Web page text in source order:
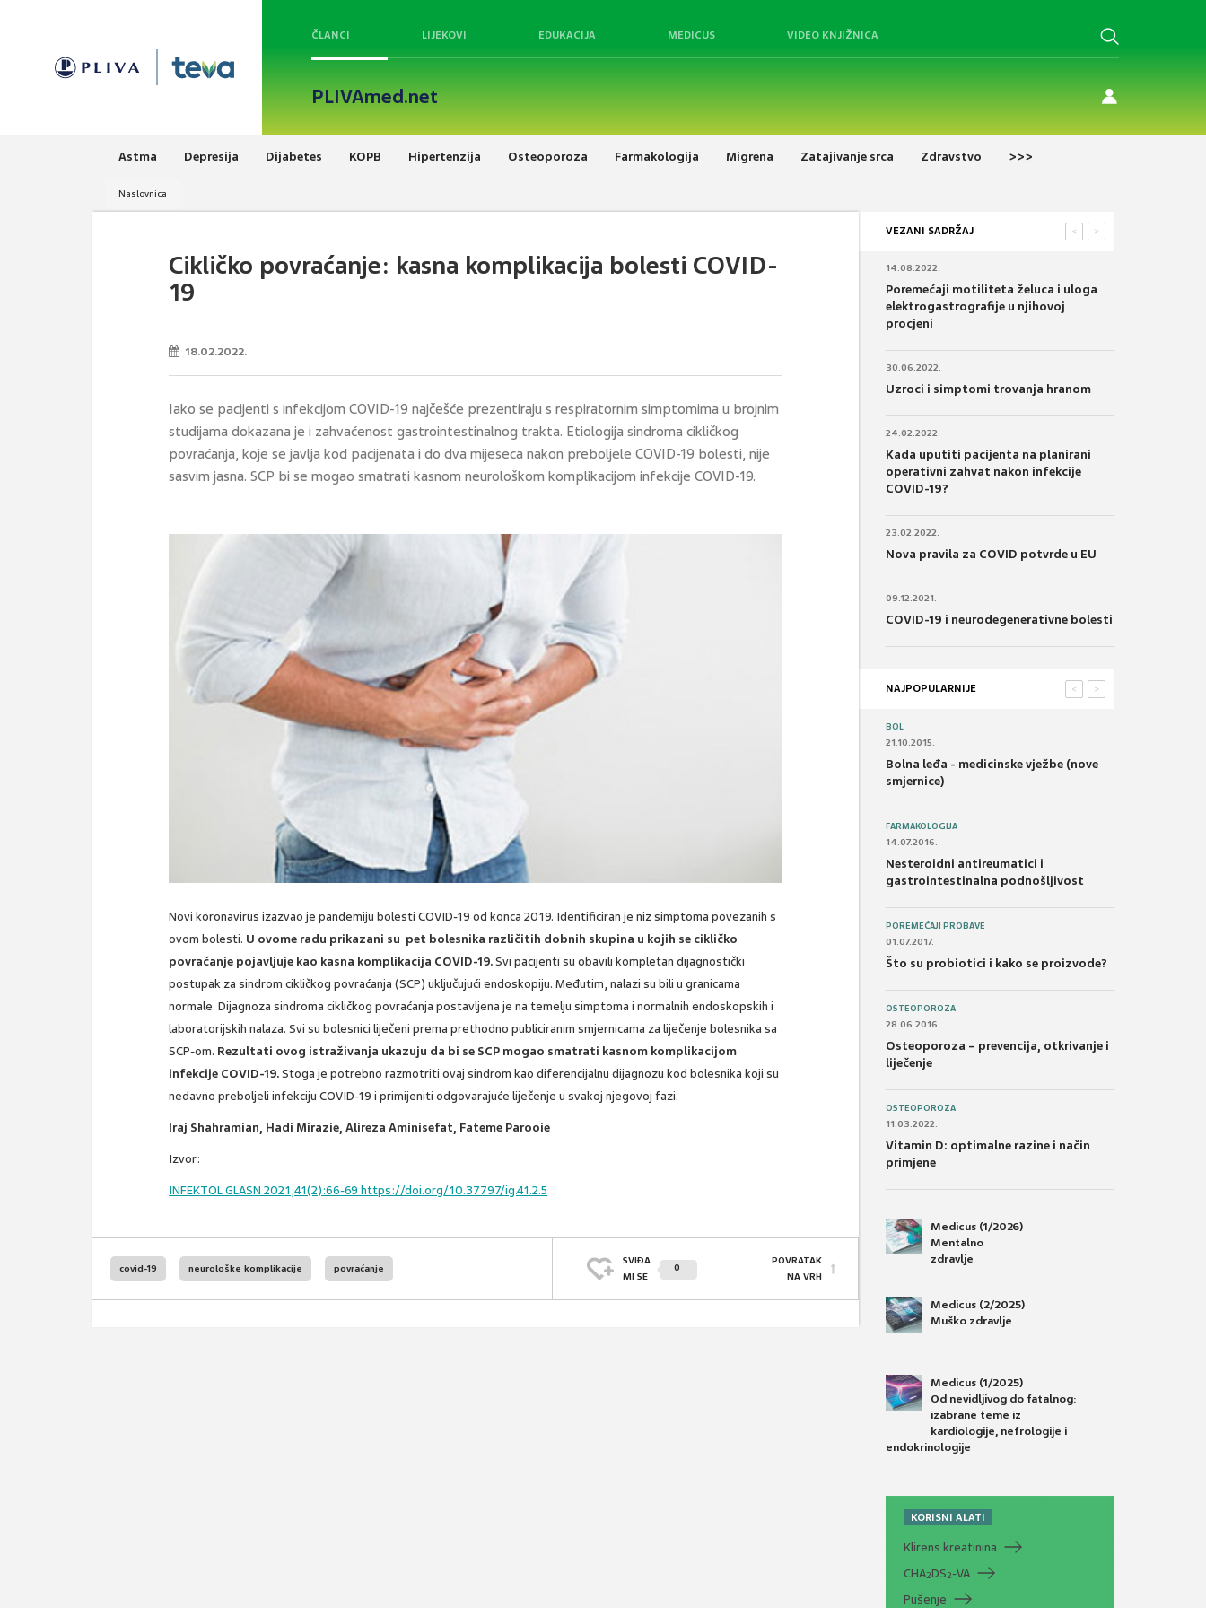
ČLANCI LIJEKOVI EDUKACIJA MEDICUS VIDEO KNJIŽNICA
PLIVAmed.net
Astma Depresija Dijabetes KOPB Hipertenzija Osteoporoza Farmakologija Migrena Zatajivanje srca Zdravstvo >>>
Naslovnica
Cikličko povraćanje: kasna komplikacija bolesti COVID-
19
18.02.2022.
Iako se pacijenti s infekcijom COVID-19 najčešće prezentiraju s respiratornim simptomima u brojnim
studijama dokazana je i zahvaćenost gastrointestinalnog trakta. Etiologija sindroma cikličkog
povraćanja, koje se javlja kod pacijenata i do dva mijeseca nakon preboljele COVID-19 bolesti, nije
sasvim jasna. SCP bi se mogao smatrati kasnom neurološkom komplikacijom infekcije COVID-19.
Novi koronavirus izazvao je pandemiju bolesti COVID-19 od konca 2019. Identificiran je niz simptoma povezanih s
ovom bolesti. U ovome radu prikazani su pet bolesnika različitih dobnih skupina u kojih se cikličko
povraćanje pojavljuje kao kasna komplikacija COVID-19.Svi pacijenti su obavili kompletan dijagnostički
postupak za sindrom cikličkog povraćanja (SCP) uključujući endoskopiju. Međutim, nalazi su bili u granicama
normale. Dijagnoza sindroma cikličkog povraćanja postavljena je na temelju simptoma i normalnih endoskopskih i
laboratorijskih nalaza. Svi su bolesnici liječeni prema prethodno publiciranim smjernicama za liječenje bolesnika sa
SCP-om. Rezultati ovog istraživanja ukazuju da bi se SCP mogao smatrati kasnom komplikacijom
infekcije COVID-19.Stoga je potrebno razmotriti ovaj sindrom kao diferencijalnu dijagnozu kod bolesnika koji su
nedavno preboljeli infekciju COVID-19 i primijeniti odgovarajuće liječenje u svakoj njegovoj fazi.
Iraj Shahramian, Hadi Mirazie, Alireza Aminisefat, Fateme Parooie
Izvor:
INFEKTOL GLASN 2021;41(2):66-69 https://doi.org/10.37797/ig.41.2.5
covid-19 neurološke komplikacije povraćanje
SVIĐA
MI SE
0
POVRATAK
NA VRH
VEZANI SADRŽAJ >
<
14.08.2022.
Poremećaji motiliteta želuca i uloga
elektrogastrografije u njihovoj
procjeni
30.06.2022.
Uzroci i simptomi trovanja hranom
24.02.2022.
Kada uputiti pacijenta na planirani
operativni zahvat nakon infekcije
COVID-19?
23.02.2022.
Nova pravila za COVID potvrde u EU
09.12.2021.
COVID-19 i neurodegenerativne bolesti
NAJPOPULARNIJE >
<
BOL
21.10.2015.
Bolna leđa - medicinske vježbe (nove
smjernice)
FARMAKOLOGIJA
14.07.2016.
Nesteroidni antireumatici i
gastrointestinalna podnošljivost
POREMEĆAJI PROBAVE
01.07.2017.
Što su probiotici i kako se proizvode?
OSTEOPOROZA
28.06.2016.
Osteoporoza – prevencija, otkrivanje i
liječenje
OSTEOPOROZA
11.03.2022.
Vitamin D: optimalne razine i način
primjene
Medicus (1/2026)
Mentalno
zdravlje
Medicus (2/2025)
Muško zdravlje
Medicus (1/2025)
Od nevidljivog do fatalnog:
izabrane teme iz
kardiologije, nefrologije i
endokrinologije
KORISNI ALATI
Klirens kreatinina
CHA2DS2-VA
Pušenje